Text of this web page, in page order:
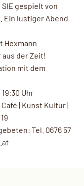
gespielt von
Ein lustiger Abend
Hexmann
aus der Zeit!
mit dem
Uhr
| Kunst Kultur |
Tel. 0676 57